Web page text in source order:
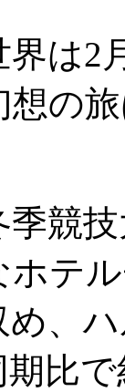
は2
想の
競
ホテ
め、
比